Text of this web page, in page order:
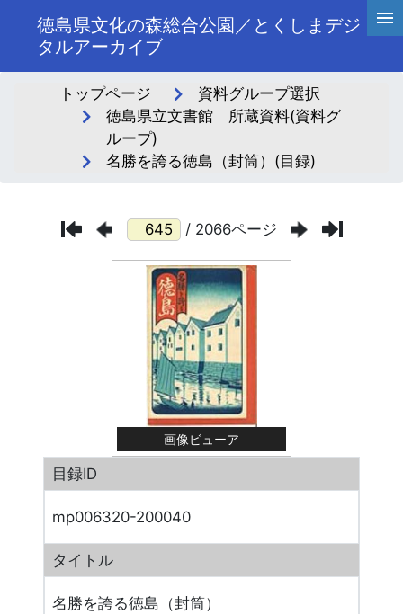
徳島県文化の森総合公園／とくしまデジ
タルアーカイブ
トップページ
資料グループ選択
徳島県立文書館 所蔵資料(資料グ
ループ)
名勝を誇る徳島（封筒）(目録)
/ 2066ページ
画像ビューア
目録ID
mp006320-200040
タイトル
名勝を誇る徳島（封筒）